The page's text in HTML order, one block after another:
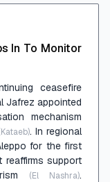
In To Monitor
ceasefire
Jafrez appointed
mechanism
. In regional
for the first
reaffirms support
(El Nashra).